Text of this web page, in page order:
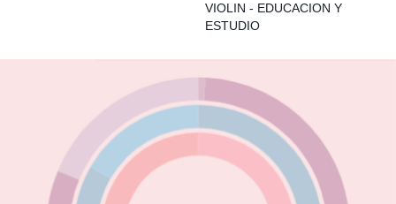
VIOLIN - EDUCACION Y
ESTUDIO